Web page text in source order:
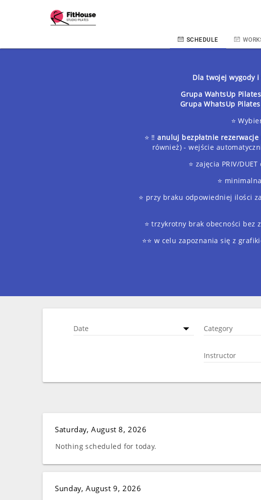
SCHEDULE
Dla twojej wygody
Grupa WahtsUp
Grupa WhatsUp
⭐️
⭐️ ‼️anuluj bezpłatnie
również) - wejście
⭐️ zajęcia PRIV/
⭐️
⭐️ przy braku odpowiedniej ilości
⭐️ trzykrotny brak obecności
⭐️⭐️ w celu zapoznania się z
Date Category
Instructor
Saturday, August 8, 2026
Nothing scheduled for today.
Sunday, August 9, 2026